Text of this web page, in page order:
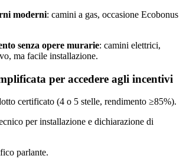
moderni: camini a gas, occasione Ecobonus
senza opere murarie: camini elettrici,
ma facile installazione.
per accedere agli incentivi
certificato (4 o 5 stelle, rendimento ≥85%).
per installazione e dichiarazione di
parlante.